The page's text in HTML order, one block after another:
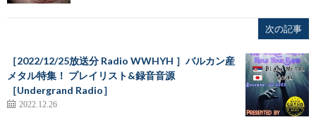
次の記事
［2022/12/25放送分 Radio WWHYH ］バルカン産
メタル特集！ プレイリスト&録音音源
［Undergrand Radio］
2022.12.26